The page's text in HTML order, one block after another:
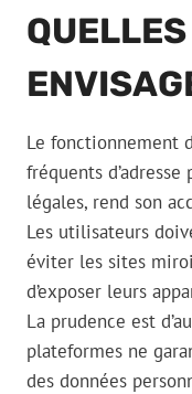
Le fonctionnement
fréquents
légales, rend son
Les utilisateurs
éviter les sites
d’exposer leurs
La prudence est
plateformes ne
des données